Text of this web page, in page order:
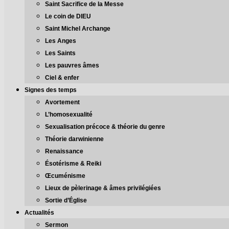
Saint Sacrifice de la Messe
Le coin de DIEU
Saint Michel Archange
Les Anges
Les Saints
Les pauvres âmes
Ciel & enfer
Signes des temps
Avortement
L’homosexualité
Sexualisation précoce & théorie du genre
Théorie darwinienne
Renaissance
Ésotérisme & Reiki
Œcuménisme
Lieux de pèlerinage & âmes privilégiées
Sortie d’Église
Actualités
Sermon